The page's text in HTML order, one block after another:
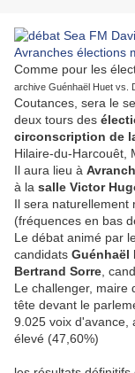
Comme pour les
archive Guénhaël Huet vs.
Coutances, sera le
deux tours des
circonscription de
Hilaire-du-Harcouêt,
Il aura lieu à
à la salle Victor
Il sera naturellement
(fréquences en bas
Le débat animé par
candidats Guénhaël
Bertrand Sorre ,
Le challenger, maire
tête devant le
9.025 voix d'avance,
élevé (47,60%)